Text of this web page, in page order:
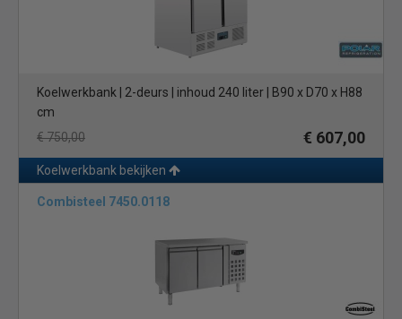
Koelwerkbank | 2-deurs | inhoud 240 liter | B90 x D70 x H88
cm
€ 750,00
€ 607,00
Koelwerkbank bekijken
Combisteel 7450.0118